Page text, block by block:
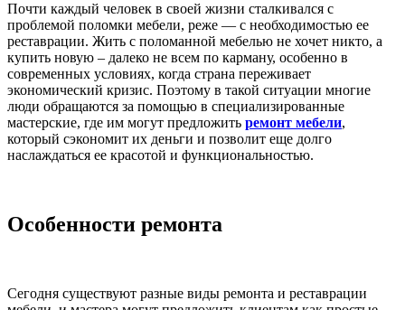
Почти каждый человек в своей жизни сталкивался с
проблемой поломки мебели, реже — с необходимостью ее
реставрации. Жить с поломанной мебелью не хочет никто, а
купить новую – далеко не всем по карману, особенно в
современных условиях, когда страна переживает
экономический кризис. Поэтому в такой ситуации многие
люди обращаются за помощью в специализированные
мастерские, где им могут предложить ремонт мебели,
который сэкономит их деньги и позволит еще долго
наслаждаться ее красотой и функциональностью.
Особенности ремонта
Сегодня существуют разные виды ремонта и реставрации